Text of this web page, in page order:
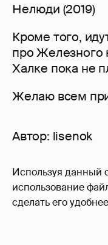
Используя данный
использование
сделать его
Нелюди (2019)
Кроме того,
про Железного
Халке пока не
Желаю всем
Автор: lisenok
72
Войдите в
оставлять